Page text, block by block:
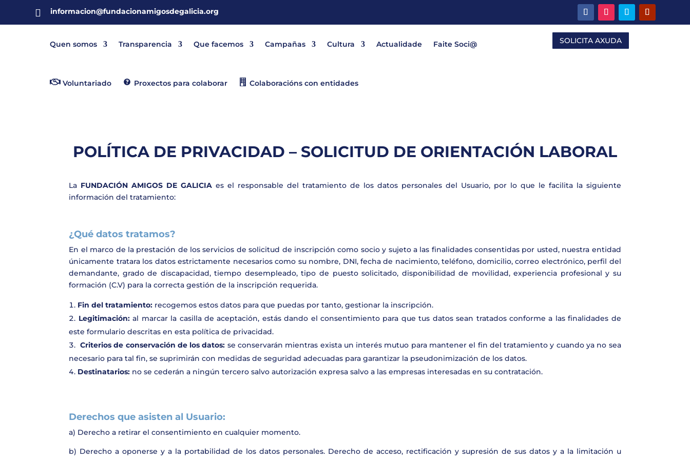
 informacion@fundacionamigosdegalicia.org
Quen somos Transparencia Que facemos Campañas Cultura Actualidade Faite Soci@
Voluntariado Proxectos para colaborar Colaboracións con entidades
SOLICITA AXUDA
POLÍTICA DE PRIVACIDAD – SOLICITUD DE ORIENTACIÓN LABORAL
La FUNDACIÓN AMIGOS DE GALICIAes el responsable del tratamiento de los datos personales del Usuario, por lo que le facilita la siguiente
información del tratamiento:
¿Qué datos tratamos?
En el marco de la prestación de los servicios de solicitud de inscripción como socio y sujeto a las finalidades consentidas por usted, nuestra entidad
únicamente tratara los datos estrictamente necesarios como su nombre, DNI, fecha de nacimiento, teléfono, domicilio, correo electrónico, perfil del
demandante, grado de discapacidad, tiempo desempleado, tipo de puesto solicitado, disponibilidad de movilidad, experiencia profesional y su
formación (C.V) para la correcta gestión de la inscripción requerida.
Fin del tratamiento: recogemos estos datos para que puedas por tanto, gestionar la inscripción.
Legitimación:al marcar la casilla de aceptación, estás dando el consentimiento para que tus datos sean tratados conforme a las finalidades de
este formulario descritas en esta política de privacidad.
Criterios de conservación de los datos: se conservarán mientras exista un interés mutuo para mantener el fin del tratamiento y cuando ya no sea
necesario para tal fin, se suprimirán con medidas de seguridad adecuadas para garantizar la pseudonimización de los datos.
Destinatarios: no se cederán a ningún tercero salvo autorización expresa salvo a las empresas interesadas en su contratación.
Derechos que asisten al Usuario:
a) Derecho a retirar el consentimiento en cualquier momento.
b) Derecho a oponerse y a la portabilidad de los datos personales. Derecho de acceso, rectificación y supresión de sus datos y a la limitación u